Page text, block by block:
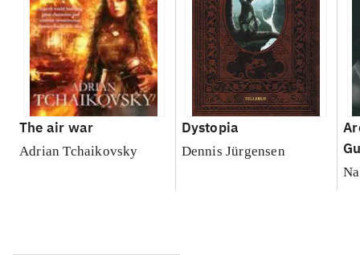
The air war
Adrian Tchaikovsky
Dystopia
Dennis Jürgensen